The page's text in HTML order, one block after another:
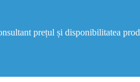
prețul și disponibilitatea